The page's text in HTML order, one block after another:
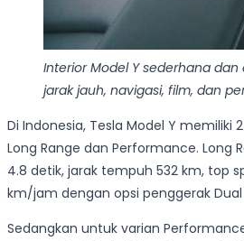
Interior Model Y sederhana
jarak jauh, navigasi, film, dan
Di Indonesia, Tesla Model Y memiliki
Long Range dan Performance. Long
4.8 detik, jarak tempuh 532 km, top
km/jam dengan opsi penggerak
Sedangkan untuk varian